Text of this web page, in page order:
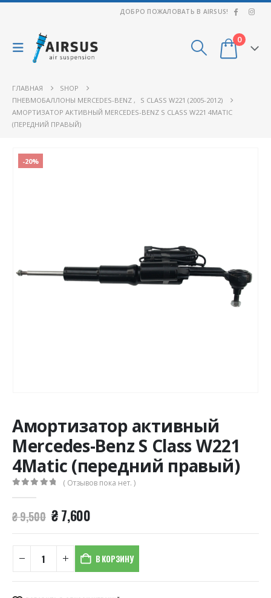
ДОБРО ПОЖАЛОВАТЬ В AIRSUS!
0
ГЛАВНАЯ
SHOP
ПНЕВМОБАЛЛОНЫ MERCEDES-BENZ ,
S CLASS W221 (2005-2012)
АМОРТИЗАТОР АКТИВНЫЙ MERCEDES-BENZ S CLASS W221 4MATIC
(ПЕРЕДНИЙ ПРАВЫЙ)
-20%
Амортизатор активный
Mercedes-Benz S Class W221
4Matic (передний правый)
( Отзывов пока нет. )
₴9,500 Первоначальная
цена
составляла
₴ 9,500.
₴7,600Текущая
₴ 7,600.
В КОРЗИНУ